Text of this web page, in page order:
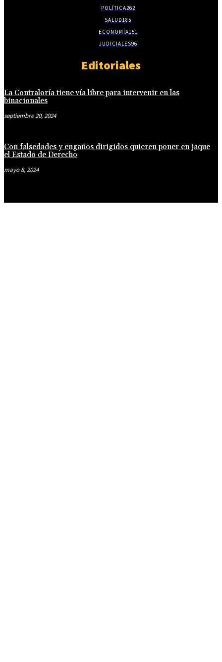
POLÍTICA262
SALUD185
ECONOMÍA151
JUDICIALES96
Editoriales
La Contraloría tiene vía libre para intervenir en las
binacionales
septiembre 20, 2024
Con falsedades y engaños dirigidos quieren poner en jaque
el Estado de Derecho
mayo 8, 2024